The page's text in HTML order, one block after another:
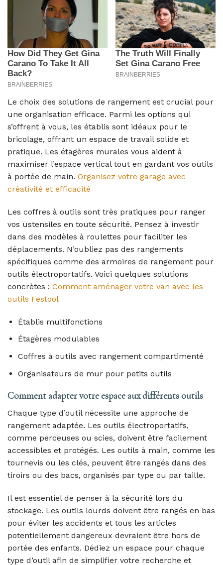
Le choix des solutions de rangement est crucial pour
une organisation efficace. Parmi les options qui
s’offrent à vous, les établis sont idéaux pour le
bricolage, offrant un espace de travail solide et
pratique. Les étagères murales vous aident à
maximiser l’espace vertical tout en gardant vos outils
à portée de main. Organisez votre garage avec
créativité et efficacité
Les coffres à outils sont très pratiques pour ranger
vos ustensiles en toute sécurité. Pensez à investir
dans des modèles à roulettes pour faciliter les
déplacements. N’oubliez pas des rangements
spécifiques comme des armoires de rangement pour
outils électroportatifs. Voici quelques solutions
concrètes : Comment aménager votre van avec les
outils Festool
Établis multifonctions
Étagères modulables
Coffres à outils avec rangement compartimenté
Organisateurs de mur pour petits outils
Comment adapter votre espace aux différents outils
Chaque type d’outil nécessite une approche de
rangement adaptée. Les outils électroportatifs,
comme perceuses ou scies, doivent être facilement
accessibles et protégés. Les outils à main, comme les
tournevis ou les clés, peuvent être rangés dans des
tiroirs ou des bacs, organisés par type ou par taille.
Il est essentiel de penser à la sécurité lors du
stockage. Les outils lourds doivent être rangés en bas
pour éviter les accidents et tous les articles
potentiellement dangereux devraient être hors de
portée des enfants. Dédiez un espace pour chaque
type d’outil afin de simplifier votre recherche et